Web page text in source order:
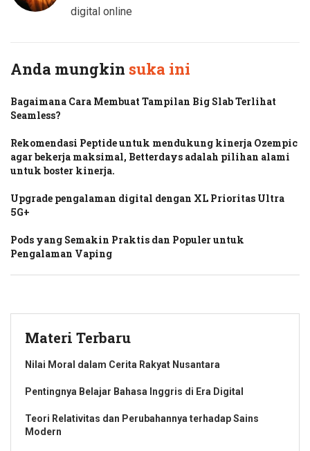
digital online
Anda mungkin suka ini
Bagaimana Cara Membuat Tampilan Big Slab Terlihat
Seamless?
Rekomendasi Peptide untuk mendukung kinerja Ozempic
agar bekerja maksimal, Betterdays adalah pilihan alami
untuk boster kinerja.
Upgrade pengalaman digital dengan XL Prioritas Ultra
5G+
Pods yang Semakin Praktis dan Populer untuk
Pengalaman Vaping
Materi Terbaru
Nilai Moral dalam Cerita Rakyat Nusantara
Pentingnya Belajar Bahasa Inggris di Era Digital
Teori Relativitas dan Perubahannya terhadap Sains
Modern